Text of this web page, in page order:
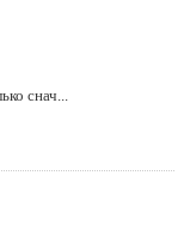
снач...